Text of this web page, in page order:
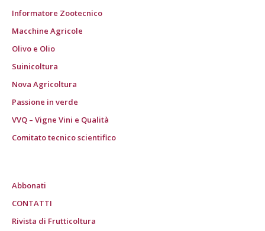
Informatore Zootecnico
Macchine Agricole
Olivo e Olio
Suinicoltura
Nova Agricoltura
Passione in verde
VVQ – Vigne Vini e Qualità
Comitato tecnico scientifico
Abbonati
CONTATTI
Rivista di Frutticoltura